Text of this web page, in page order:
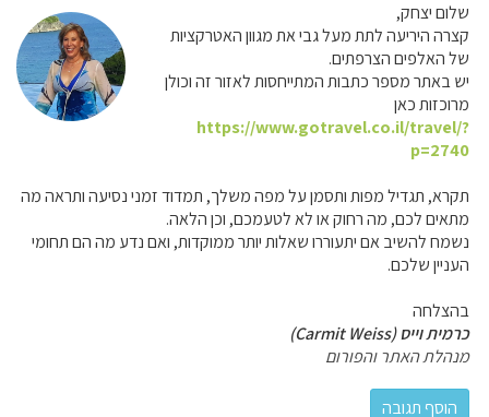
שלום יצחק,
קצרה היריעה לתת מעל גבי את מגוון האטרקציות
של האלפים הצרפתים.
יש באתר מספר כתבות המתייחסות לאזור זה וכולן
מרוכזות כאן
https://www.gotravel.co.il/travel/?
p=2740
תקרא, תגדיל מפות ותסמן על מפה משלך, תמדוד זמני נסיעה ותראה מה
מתאים לכם, מה רחוק או לא לטעמכם, וכן הלאה.
נשמח להשיב אם יתעוררו שאלות יותר ממוקדות, ואם נדע מה הם תחומי
העניין שלכם.
בהצלחה
כרמית וייס (Carmit Weiss)
מנהלת האתר והפורום